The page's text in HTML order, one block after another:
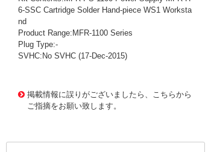
6-SSC Cartridge Solder Hand-piece WS1 Worksta
nd
Product Range:MFR-1100 Series
Plug Type:-
SVHC:No SVHC (17-Dec-2015)
掲載情報に誤りがございましたら、こちらから
ご指摘をお願い致します。